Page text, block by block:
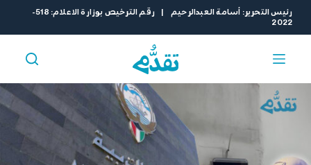
ل
و
ز
رئيس التحرير: أسامة العبدالرحيم | رقم الترخيص بوزارة الاعلام: 518-
2022